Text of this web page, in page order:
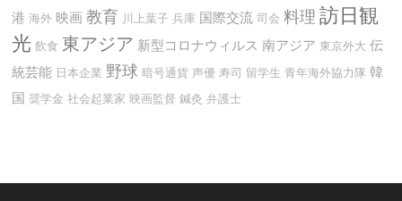
港 海外 映画 教育 川上葉子 兵庫 国際交流 司会 料理 訪日観
光 飲食 東アジア 新型コロナウィルス 南アジア 東京外大 伝
統芸能 日本企業 野球 暗号通貨 声優 寿司 留学生 青年海外協力隊 韓
国 奨学金 社会起業家 映画監督 鍼灸 弁護士